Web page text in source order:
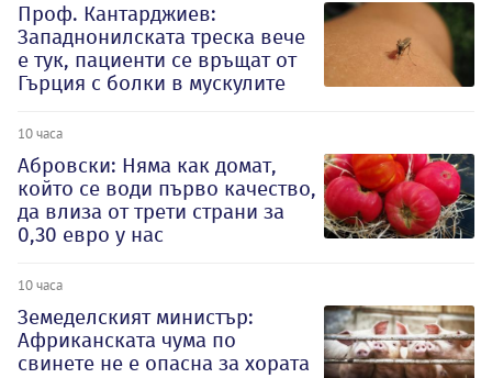
Проф. Кантарджиев:
Западнонилската треска вече
е тук, пациенти се връщат от
Гърция с болки в мускулите
10 часа
Абровски: Няма как домат,
който се води първо качество,
да влиза от трети страни за
0,30 евро у нас
10 часа
Земеделският министър:
Африканската чума по
свинете не е опасна за хората